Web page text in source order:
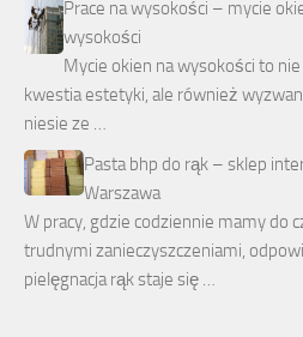
Prace na wysokości – mycie
wysokości
Mycie okien na wysokości to
kwestia estetyki, ale również
niesie ze …
Pasta bhp do rąk – sklep
Warszawa
W pracy, gdzie codziennie mamy do
trudnymi zanieczyszczeniami,
pielęgnacja rąk staje się …